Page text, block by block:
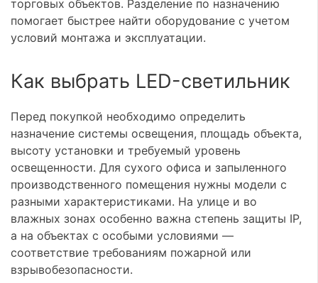
торговых объектов. Разделение по назначению
помогает быстрее найти оборудование с учетом
условий монтажа и эксплуатации.
Как выбрать LED-светильник
Перед покупкой необходимо определить
назначение системы освещения, площадь объекта,
высоту установки и требуемый уровень
освещенности. Для сухого офиса и запыленного
производственного помещения нужны модели с
разными характеристиками. На улице и во
влажных зонах особенно важна степень защиты IP,
а на объектах с особыми условиями —
соответствие требованиям пожарной или
взрывобезопасности.